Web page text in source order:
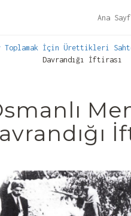
Ana
Toplamak İçin Ürettikleri
Davrandığı İftirası